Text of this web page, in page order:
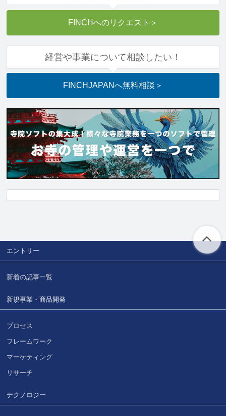
FINCHへのリクエスト ＞
経営や事業について相談したい！
FINCHJAPANへ無料相談 ＞
エントリー
新着の記事一覧
新規事業・商品開発
プロセス
フレームワーク
マーケティング
リサーチ
テクノロジー